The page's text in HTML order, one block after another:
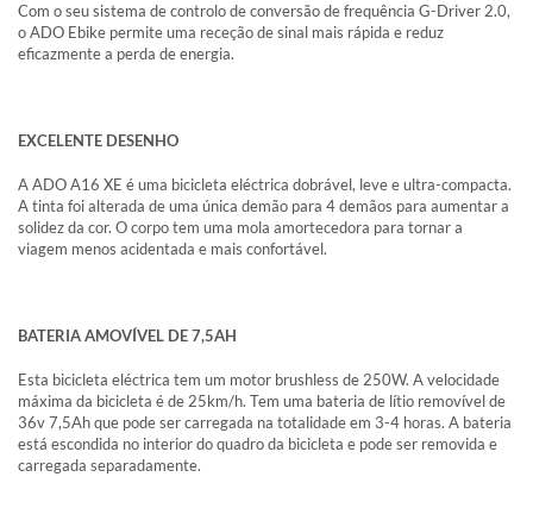
Com o seu sistema de controlo de conversão de frequência G-Driver 2.0,
o ADO Ebike permite uma receção de sinal mais rápida e reduz
eficazmente a perda de energia.
EXCELENTE DESENHO
A ADO A16 XE é uma bicicleta eléctrica dobrável, leve e ultra-compacta.
A tinta foi alterada de uma única demão para 4 demãos para aumentar a
solidez da cor. O corpo tem uma mola amortecedora para tornar a
viagem menos acidentada e mais confortável.
BATERIA AMOVÍVEL DE 7,5AH
Esta bicicleta eléctrica tem um motor brushless de 250W. A velocidade
máxima da bicicleta é de 25km/h. Tem uma bateria de lítio removível de
36v 7,5Ah que pode ser carregada na totalidade em 3-4 horas. A bateria
está escondida no interior do quadro da bicicleta e pode ser removida e
carregada separadamente.